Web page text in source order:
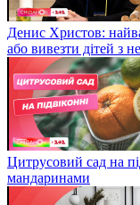
Денис Христов:
або вивезти дітей з
Цитрусовий сад на
мандаринами